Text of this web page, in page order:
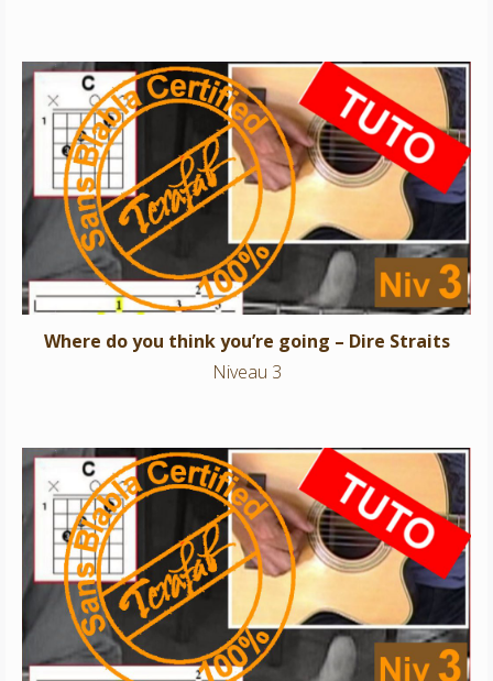
Where do you think you’re going – Dire Straits
Niveau 3
Where do you think you’re going – Dire Straits
Niveau 3
Octobre – Francis Cabrel
Niveau 3